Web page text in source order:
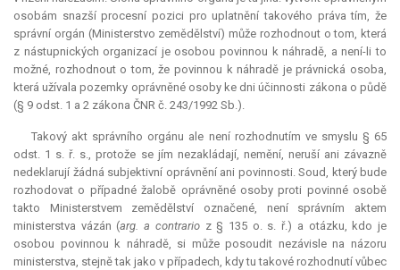
osobám snazší procesní pozici pro uplatnění takového práva tím, že
správní orgán (Ministerstvo zemědělství) může rozhodnout o tom, která
z nástupnických organizací je osobou povinnou k náhradě, a není-li to
možné, rozhodnout o tom, že povinnou k náhradě je právnická osoba,
která užívala pozemky oprávněné osoby ke dni účinnosti zákona o půdě
(§ 9 odst. 1 a 2 zákona ČNR č. 243/1992 Sb.).
Takový akt správního orgánu ale není rozhodnutím ve smyslu § 65
odst. 1 s. ř. s., protože se jím nezakládají, nemění, neruší ani závazně
nedeklarují žádná subjektivní oprávnění ani povinnosti. Soud, který bude
rozhodovat o případné žalobě oprávněné osoby proti povinné osobě
takto Ministerstvem zemědělství označené, není správním aktem
ministerstva vázán (arg.a contrarioz § 135 o. s. ř.) a otázku, kdo je
osobou povinnou k náhradě, si může posoudit nezávisle na názoru
ministerstva, stejně tak jako v případech, kdy tu takové rozhodnutí vůbec